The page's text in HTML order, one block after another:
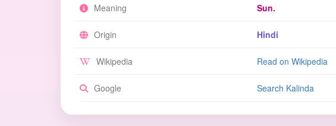
Meaning Sun.
Origin Hindi
Wikipedia Read on Wikipedia
Google Search Kalinda